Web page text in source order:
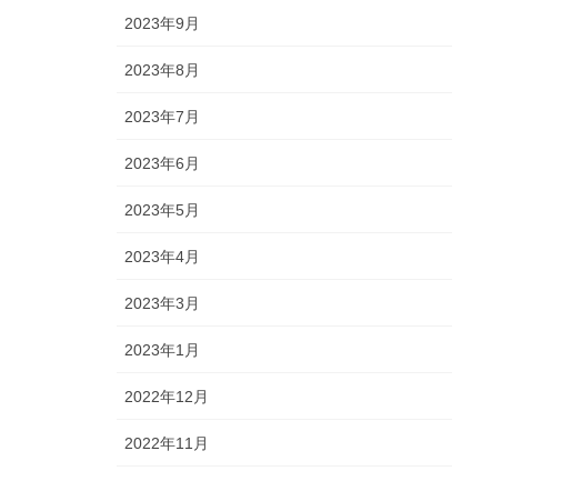
2023年9月
2023年8月
2023年7月
2023年6月
2023年5月
2023年4月
2023年3月
2023年1月
2022年12月
2022年11月